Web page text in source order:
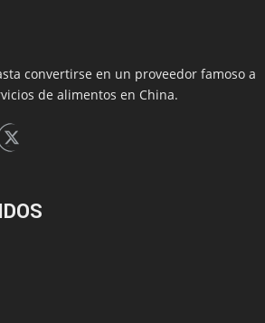
convertirse en un proveedor famoso a
de alimentos en China.